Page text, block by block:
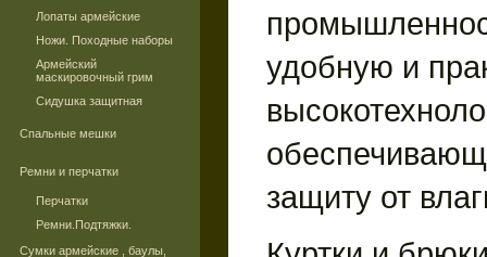
Лопаты армейские
Ножи. Походные наборы
Армейский
маскировочный грим
Сидушка защитная
Спальные мешки
Ремни и перчатки
Перчатки
Ремни.Подтяжки.
Сумки армейские , баулы,
удобную и
защиту от